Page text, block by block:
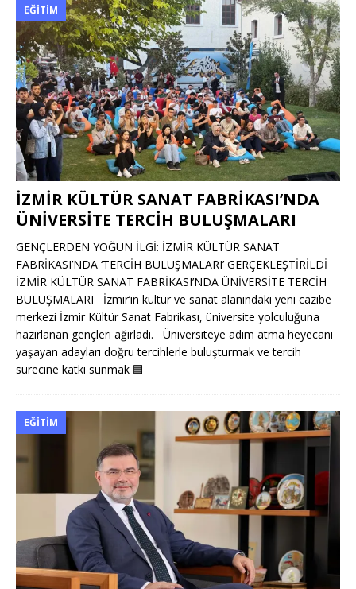
EĞITIM
İZMİR KÜLTÜR SANAT FABRİKASI’NDA
ÜNİVERSİTE TERCİH BULUŞMALARI
GENÇLERDEN YOĞUN İLGİ: İZMİR KÜLTÜR SANAT
FABRİKASI’NDA ‘TERCİH BULUŞMALARI’ GERÇEKLEŞTİRİLDİ
İZMİR KÜLTÜR SANAT FABRİKASI’NDA ÜNİVERSİTE TERCİH
BULUŞMALARI İzmir’in kültür ve sanat alanındaki yeni cazibe
merkezi İzmir Kültür Sanat Fabrikası, üniversite yolculuğuna
hazırlanan gençleri ağırladı. Üniversiteye adım atma heyecanı
yaşayan adayları doğru tercihlerle buluşturmak ve tercih
sürecine katkı sunmak 🟦
EĞITIM